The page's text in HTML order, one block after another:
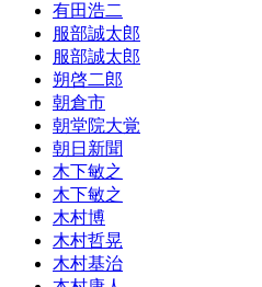
有田浩二
服部誠太郎
服部誠太郎
朔啓二郎
朝倉市
朝堂院大覚
朝日新聞
木下敏之
木下敏之
木村博
木村哲晃
木村基治